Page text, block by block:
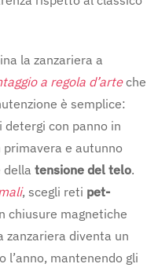
la zanzariera a
a regola d’arteche
è semplice:
con panno in
e autunno
della tensione del telo.
, scegli reti pet-
chiusure magnetiche
zanzariera diventa un
mantenendo gli